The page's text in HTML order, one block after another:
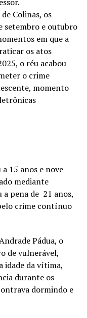
Colinas, os
setembro e outubro
em que a
os atos
o réu acabou
o crime
momento
15 anos e nove
mediante
a pena de 21 anos,
crime contínuo
Pádua, o
de vulnerável,
idade da vítima,
durante os
dormindo e